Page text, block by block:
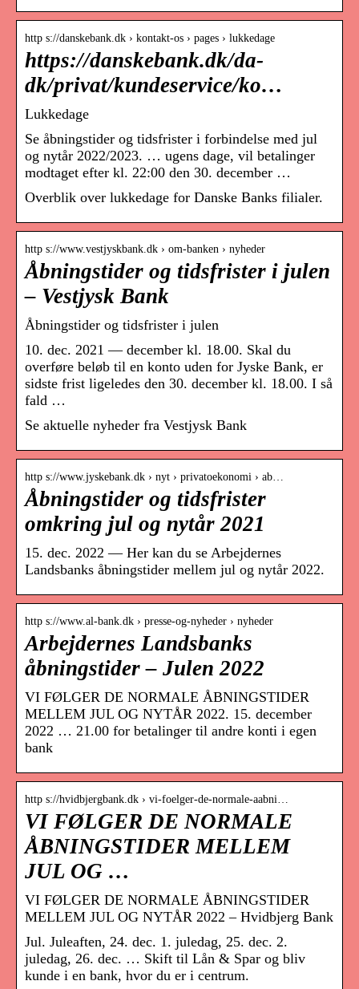
http s://danskebank.dk › kontakt-os › pages › lukkedage
https://danskebank.dk/da-
dk/privat/kundeservice/ko…
Lukkedage
Se åbningstider og tidsfrister i forbindelse med jul
og nytår 2022/2023. … ugens dage, vil betalinger
modtaget efter kl. 22:00 den 30. december …
Overblik over lukkedage for Danske Banks filialer.
http s://www.vestjyskbank.dk › om-banken › nyheder
Åbningstider og tidsfrister i julen
– Vestjysk Bank
Åbningstider og tidsfrister i julen
10. dec. 2021 — december kl. 18.00. Skal du
overføre beløb til en konto uden for Jyske Bank, er
sidste frist ligeledes den 30. december kl. 18.00. I så
fald …
Se aktuelle nyheder fra Vestjysk Bank
http s://www.jyskebank.dk › nyt › privatoekonomi › ab…
Åbningstider og tidsfrister
omkring jul og nytår 2021
15. dec. 2022 — Her kan du se Arbejdernes
Landsbanks åbningstider mellem jul og nytår 2022.
http s://www.al-bank.dk › presse-og-nyheder › nyheder
Arbejdernes Landsbanks
åbningstider – Julen 2022
VI FØLGER DE NORMALE ÅBNINGSTIDER
MELLEM JUL OG NYTÅR 2022. 15. december
2022 … 21.00 for betalinger til andre konti i egen
bank
http s://hvidbjergbank.dk › vi-foelger-de-normale-aabni…
VI FØLGER DE NORMALE
ÅBNINGSTIDER MELLEM
JUL OG …
VI FØLGER DE NORMALE ÅBNINGSTIDER
MELLEM JUL OG NYTÅR 2022 – Hvidbjerg Bank
Jul. Juleaften, 24. dec. 1. juledag, 25. dec. 2.
juledag, 26. dec. … Skift til Lån & Spar og bliv
kunde i en bank, hvor du er i centrum.